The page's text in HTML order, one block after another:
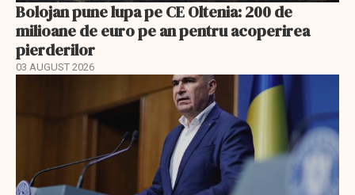
Bolojan pune lupa pe CE Oltenia: 200 de
milioane de euro pe an pentru acoperirea
pierderilor
03 AUGUST 2026